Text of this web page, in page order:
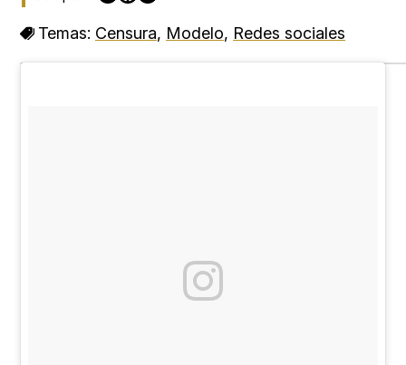
Temas: Censura, Modelo, Redes sociales